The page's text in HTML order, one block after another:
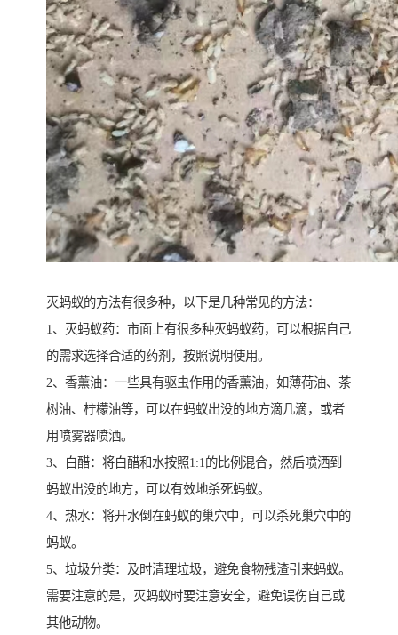
灭蚂蚁的方法有很多种，以下是几种常见的方法：
1、灭蚂蚁药：市面上有很多种灭蚂蚁药，可以根据自己
的需求选择合适的药剂，按照说明使用。
2、香薰油：一些具有驱虫作用的香薰油，如薄荷油、茶
树油、柠檬油等，可以在蚂蚁出没的地方滴几滴，或者
用喷雾器喷洒。
3、白醋：将白醋和水按照1:1的比例混合，然后喷洒到
蚂蚁出没的地方，可以有效地杀死蚂蚁。
4、热水：将开水倒在蚂蚁的巢穴中，可以杀死巢穴中的
蚂蚁。
5、垃圾分类：及时清理垃圾，避免食物残渣引来蚂蚁。
需要注意的是，灭蚂蚁时要注意安全，避免误伤自己或
其他动物。